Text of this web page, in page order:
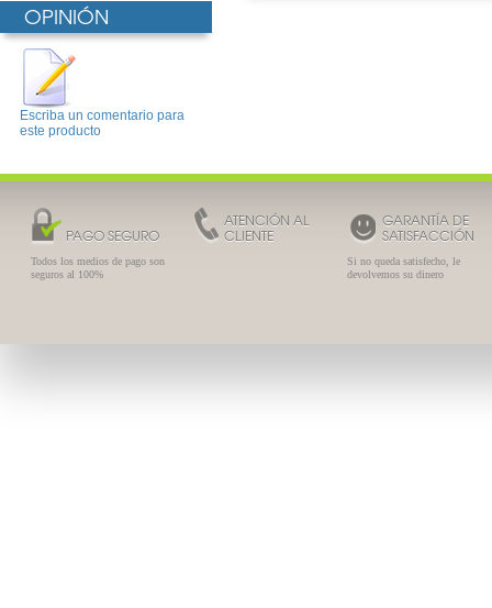
OPINIÓN
Escriba un comentario para
este producto
PAGO SEGURO
Todos los medios de pago son
seguros al 100%
ATENCIÓN AL
CLIENTE
GARANTÍA DE
SATISFACCIÓN
Si no queda satisfecho, le
devolvemos su dinero